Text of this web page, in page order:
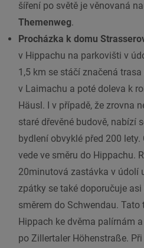
šíření po světě je věnovaná
Themenweg.
Procházka k domu
v Hippachu na parkovišti v
1,5 km se stáčí značená
v Laimachu a poté doleva k
Häusl. I v případě, že zrovna
staré dřevěné budově, nabízí
bydlení obvyklé před 200
vede ve směru do Hippachu.
20minutová zastávka v údolí
zpátky se také doporučuje
směrem do Schwendau. Tato
Hippach ke dvěma palírnám
po Zillertaler Höhenstraße.